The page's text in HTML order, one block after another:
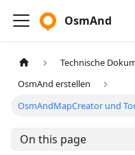
OsmAnd
Technische
OsmAnd erstellen
OsmAndMapCreator und
On this page